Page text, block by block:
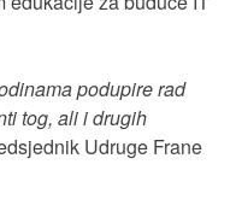
podupire rad
tog, ali i drugih
Udruge Frane